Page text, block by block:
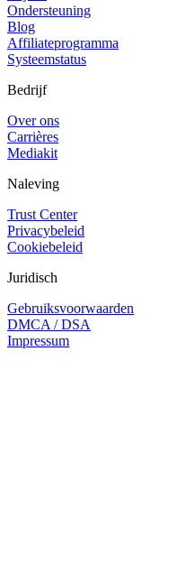
Ondersteuning
Blog
Affiliateprogramma
Systeemstatus
Bedrijf
Over ons
Carrières
Mediakit
Naleving
Trust Center
Privacybeleid
Cookiebeleid
Juridisch
Gebruiksvoorwaarden
DMCA / DSA
Impressum